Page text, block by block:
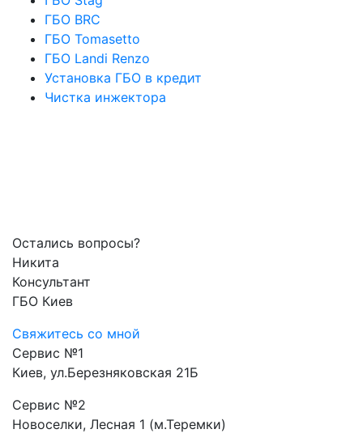
ГБО BRC
ГБО Tomasetto
ГБО Landi Renzo
Установка ГБО в кредит
Чистка инжектора
Остались вопросы?
Никита
Консультант
ГБО Киев
Свяжитесь со мной
Сервис №1
Киев, ул.Березняковская 21Б
Сервис №2
Новоселки, Лесная 1 (м.Теремки)